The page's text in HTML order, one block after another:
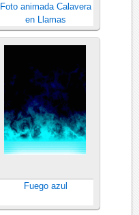
Foto animada Calavera
en Llamas
Fuego azul